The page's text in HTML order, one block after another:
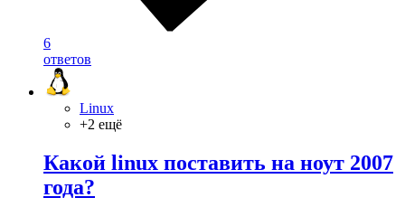
6
ответов
Linux
+2 ещё
Какой linux поставить на ноут 2007
года?